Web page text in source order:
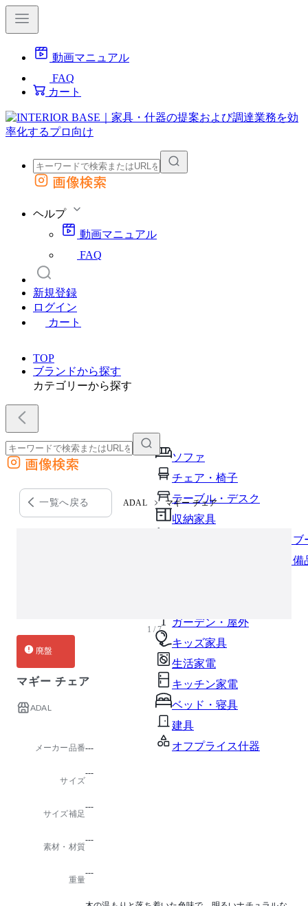
動画マニュアル
FAQ
カート
外部サイトの商品をカートに追加
画像検索
ヘルプ
動画マニュアル
FAQ
新規登録
ログイン
カート
TOP
ブランドから探す
カテゴリーから探す
ソファ
チェア・椅子
テーブル・デスク
収納家具
パーソナルブース・集中ブ
オフィスアクセサリー・備
ガーデン・屋外
キッズ家具
生活家電
キッチン家電
ベッド・寝具
建具
オフプライス什器
外部サイトの商品をカートに追加
他のサイトで見つけた商品ページのURLを貼り付けて、カートに追加できます
画像検索
一覧へ戻る ADAL マギー チェア
1 / 7
廃盤
マギー チェア
ADAL
メーカー品番---
サイズ
---
サイズ補足
---
素材・材質
---
重量
---